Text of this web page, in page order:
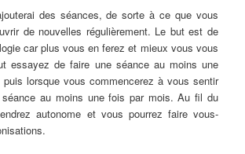
des séances, de sorte à ce que vous
de nouvelles régulièrement. Le but est de
car plus vous en ferez et mieux vous vous
essayez de faire une séance au moins une
lorsque vous commencerez à vous sentir
au moins une fois par mois. Au fil du
autonome et vous pourrez faire vous-